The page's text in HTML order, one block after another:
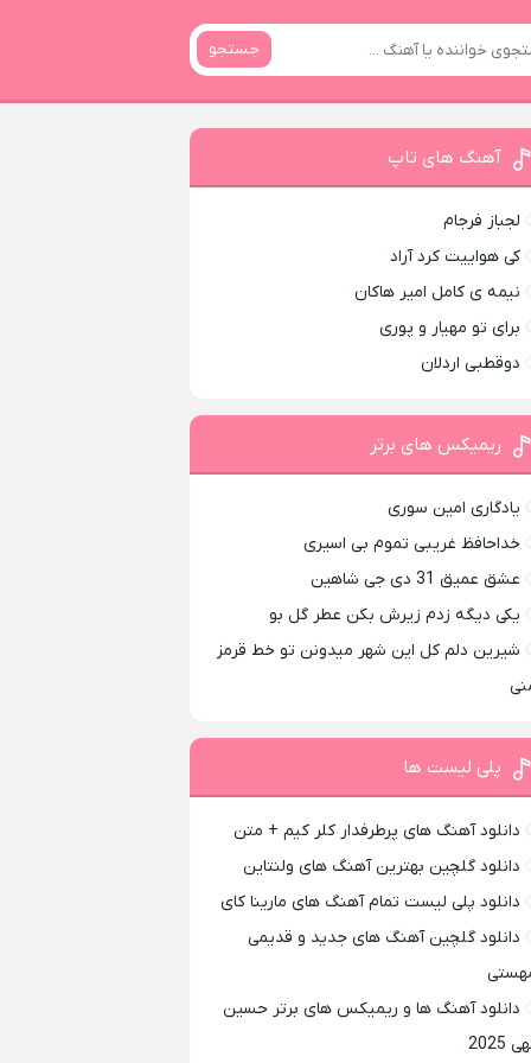
جستجو
آهنگ های تاپ
لجباز فرجام
کی هواییت کرد آراد
نیمه ی کامل امیر هاکان
برای تو مهیار و پوری
دوقطبی اردلان
ریمیکس های برتر
یادگاری امین سوری
خداحافظ غریبی تموم بی اسیری
عشق عمیق 31 دی جی شاهین
یکی دیگه زدم زیرش بکن عطر گل بو
شیرین دلم کل این شهر میدونن تو خط قرمز
پلی لیست ها
دانلود آهنگ های پرطرفدار کلر کیم + متن
دانلود گلچین بهترین آهنگ های ولنتاین
دانلود پلی لیست تمام آهنگ های مارینا کای
دانلود گلچین آهنگ های جدید و قدیمی
دانلود آهنگ ها و ریمیکس های برتر حسین
2025